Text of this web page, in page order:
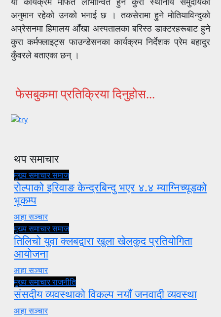
अनुमान रहेको उनको भनाई छ । तकसेरामा हुने मोतियाविन्दुको
अप्रेसनमा हिमालय आँखा अस्पतालका बरिस्ठ डाक्टरहरूबाट हुने
कुरा कर्मफ्लाइट्स फाउन्डेसनका कार्यक्रम निर्देशक प्रेम बहादुर
कुँवरले बताएका छन् ।
फेसबुकमा प्रतिक्रिया दिनुहोस...
थप समाचार
मुख्य समाचारसमाज
रोल्पाको इरिवाङ केन्द्रबिन्दु भएर ४.४ म्याग्निच्यूडको
भूकम्प
आहा सञ्चार
मुख्य समाचारसमाज
तिलिचो युवा क्लबद्वारा खुला खेलकुद प्रतियोगिता
आयोजना
आहा सञ्चार
मुख्य समाचारराजनीति
संसदीय व्यवस्थाको विकल्प नयाँ जनवादी व्यवस्था
आहा सञ्चार